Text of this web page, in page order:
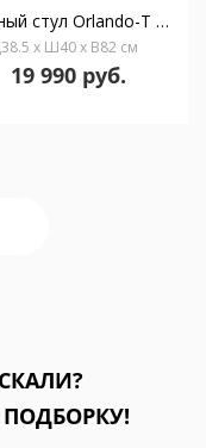
Барный стул Orlando-T из белой экокожи и хромированной стали, высота 60-82 см
x Ш40 x В82 см
19 990 руб.